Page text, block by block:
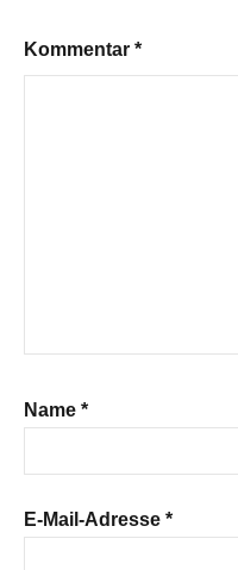
Kommentar *
Name *
E-Mail-Adresse *